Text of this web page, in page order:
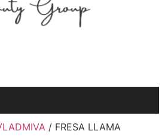
/ FRESA LLAMA